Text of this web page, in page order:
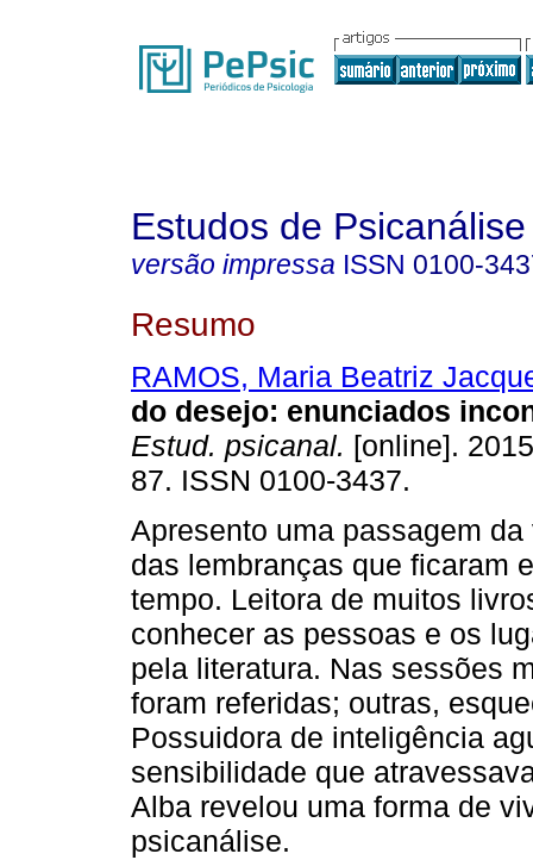
Estudos de Psicanálise
versão impressa ISSN 0100-
Resumo
RAMOS, Maria Beatriz
do desejo: enunciados
Estud. psicanal. [online].
87. ISSN 0100-3437.
Apresento uma passagem
das lembranças que ficaram
tempo. Leitora de muitos
conhecer as pessoas e os
pela literatura. Nas sessões
foram referidas; outras,
Possuidora de inteligência
sensibilidade que
Alba revelou uma forma de
psicanálise.